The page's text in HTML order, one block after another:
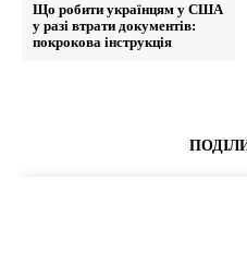
Що робити українцям у США
у разі втрати документів:
покрокова інструкція